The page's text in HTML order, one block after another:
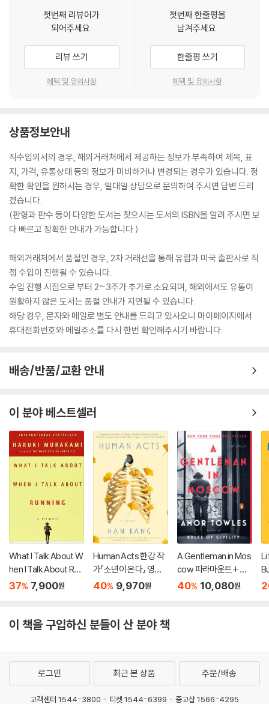
첫번째 리뷰어가
되어주세요.
리뷰 쓰기
혜택 및 유의사항
첫번째 한줄평을
남겨주세요.
한줄평 쓰기
혜택 및 유의사항
상품정보안내
직수입외서의 경우, 해외거래처에서 제공하는 정보가 부족하여 제목, 표
지, 가격, 유통상태 등의 정보가 미비하거나 변경되는 경우가 있습니다. 정
확한 확인을 원하시는 경우, 일대일 상담으로 문의하여 주시면 답변 드리
겠습니다.
(판형과 판수 등이 다양한 도서는 찾으시는 도서의 ISBN을 알려 주시면 보
다 빠르고 정확한 안내가 가능합니다.)
해외거래처에서 품절인 경우, 2차 거래선을 통해 유럽과 미국 출판사로 직
접 수입이 진행될 수 있습니다.
수입 진행 시점으로 부터 2~3주가 추가로 소요되며, 해외에서도 유통이
원활하지 않은 도서는 품절 안내가 지연될 수 있습니다.
해당 경우, 문자와 메일로 별도 안내를 드리고 있사오니 마이페이지에서
휴대전화번호와 메일주소를 다시 한번 확인해주시기 바랍니다.
배송/반품/교환 안내
이 분야 베스트셀러
What I Talk About W
hen I Talk About Run
ning
37% 7,900원
Human Acts 한강 작
가『소년이 온다』 영문
판 (미국판)
40% 9,970원
A Gentleman in Mos
cow 파라마운트+ 드
라마 「모스크바의 신
40% 10,080원
이 책을 구입하신 분들이 산 분야 책
로그인 최근 본 상품 주문/배송
고객센터 1544-3800 티켓 1544-6399 중고샵 1566-4295